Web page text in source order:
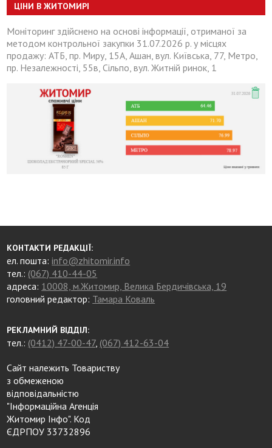
ЦІНИ В ЖИТОМИРІ
Моніторинг здійснено на основі інформації, отриманої за
методом контрольної закупки 31.07.2026 р. у місцях
продажу: АТБ, пр. Миру, 15А, Ашан, вул. Київська, 77, Метро,
пр. Незалежності, 55в, Сільпо, вул. Житній ринок, 1
КОНТАКТИ РЕДАКЦІЇ:
ел. пошта:info@zhitomir.info
тел.: (067) 410-44-05
адреса: 10008, м.Житомир, Велика Бердичівська, 19
головний редактор: Тамара Коваль
РЕКЛАМНИЙ ВІДДІЛ:
тел.: (0412) 47-00-47, (067) 412-63-04
Сайт належить Товариству
з обмеженою
відповідальністю
"Інформаційна Агенція
Житомир Інфо". Код
ЄДРПОУ 33732896